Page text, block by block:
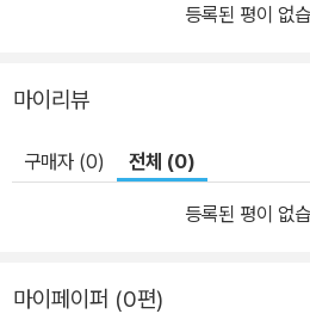
등록된 평이 없
마이리뷰
구매자 (0) 전체 (0)
등록된 평이 없
마이페이퍼 (0편)